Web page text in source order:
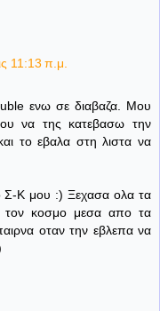
11:13 π.μ.
ενω σε διαβαζα. Μου
να της κατεβασω την
το εβαλα στη λιστα να
Σ-Κ μου :) Ξεχασα ολα τα
τον κοσμο μεσα απο τα
οταν την εβλεπα να